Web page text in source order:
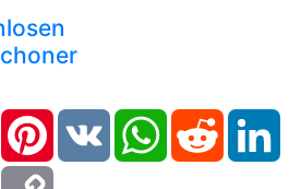
TelegramPinterestVK WhatsAppReddit
Tumblr